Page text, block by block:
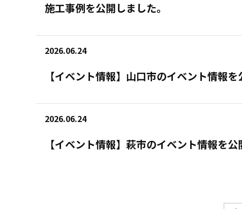
施工事例を公開しました。
2026.06.24
【イベント情報】山口市のイベント情報を
2026.06.24
【イベント情報】萩市のイベント情報を公